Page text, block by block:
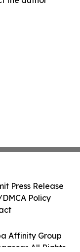
Affinity Group
All Rights
Press Release
Policy